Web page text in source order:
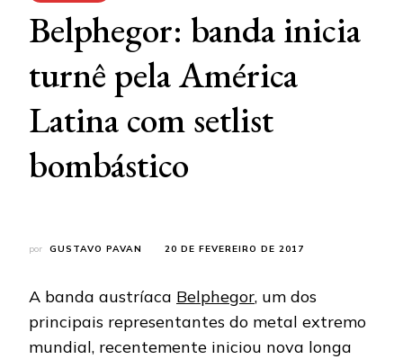
Belphegor: banda inicia
turnê pela América
Latina com setlist
bombástico
por GUSTAVO PAVAN 20 DE FEVEREIRO DE 2017
A banda austríaca Belphegor, um dos
principais representantes do metal extremo
mundial, recentemente iniciou nova longa